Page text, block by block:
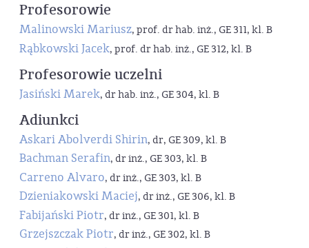
Profesorowie
Malinowski Mariusz, prof. dr hab. inż., GE 311, kl. B
Rąbkowski Jacek, prof. dr hab. inż., GE 312, kl. B
Profesorowie uczelni
Jasiński Marek, dr hab. inż., GE 304, kl. B
Adiunkci
Askari Abolverdi Shirin, dr, GE 309, kl. B
Bachman Serafin, dr inż., GE 303, kl. B
Carreno Alvaro, dr inż., GE 303, kl. B
Dzieniakowski Maciej, dr inż., GE 306, kl. B
Fabijański Piotr, dr inż., GE 301, kl. B
Grzejszczak Piotr, dr inż., GE 302, kl. B